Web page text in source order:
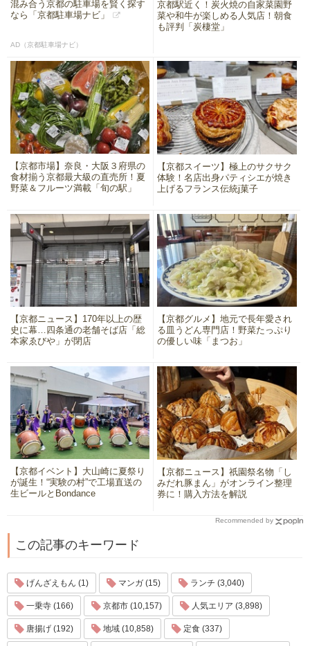
混み合う京都の駐車場を賢く探す
なら「京都駐車場ナビ」
AD（京都駐車場ナビ）
京都駅近く！炭火焼の自家菜園野
菜や和牛が楽しめる人気店！朝食
も評判「炭棲堂」
【京都市場】奈良・大阪３府県の
食材揃う京都最大級の直売所！夏
野菜＆フルーツ満載「旬の駅」
【京都スイーツ】極上のサクサク
体験！名店出身パティシエが焼き
上げるフランス伝統j菓子
【京都ニュース】170年以上の歴
史に幕…四条通の老舗そば店「総
本家ゑびや」が閉店
【京都グルメ】地元で長年愛され
る皿うどん専門店！野菜たっぷり
の優しい味「まつお」
【京都イベント】大山崎に夏祭り
が誕生！“実験の村”で工場直送の
生ビールとBondance
【京都ニュース】祇園祭名物「し
みだれ豚まん」がオンライン整理
券に！購入方法を解説
Recommended by
この記事のキーワード
げんざえもん (1) マンガ (15) ランチ (3,040)
一乗寺 (166) 京都市 (10,157) 人気エリア (3,898)
唐揚げ (192) 地域 (10,858) 定食 (337)